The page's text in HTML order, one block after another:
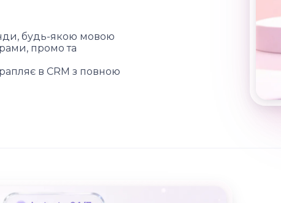
будь-якою мовою
промо та
в CRM з повною